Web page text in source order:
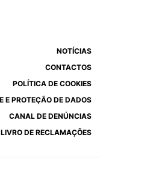
NOTÍCIAS
CONTACTOS
POLÍTICA DE COOKIES
E PROTEÇÃO DE DADOS
CANAL DE DENÚNCIAS
LIVRO DE RECLAMAÇÕES